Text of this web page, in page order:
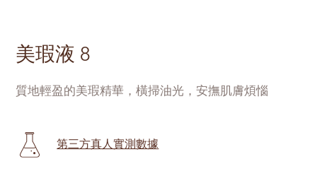
美瑕液 8
質地輕盈的美瑕精華，橫掃油光，安撫肌膚煩惱
第三方真人實測數據